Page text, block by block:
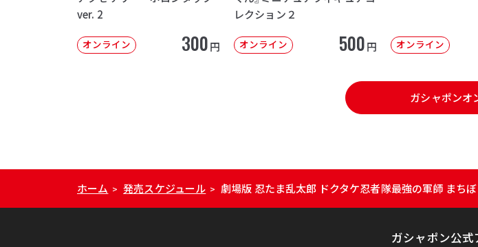
ver. 2
オンライン 300円
レクション２
オンライン 500円 オンライン
ガシャポンオ
ホーム > 発売スケジュール > 劇場版 忍たま乱太郎 ドクタケ忍者隊最強の軍師 まち
ガシャポン公式